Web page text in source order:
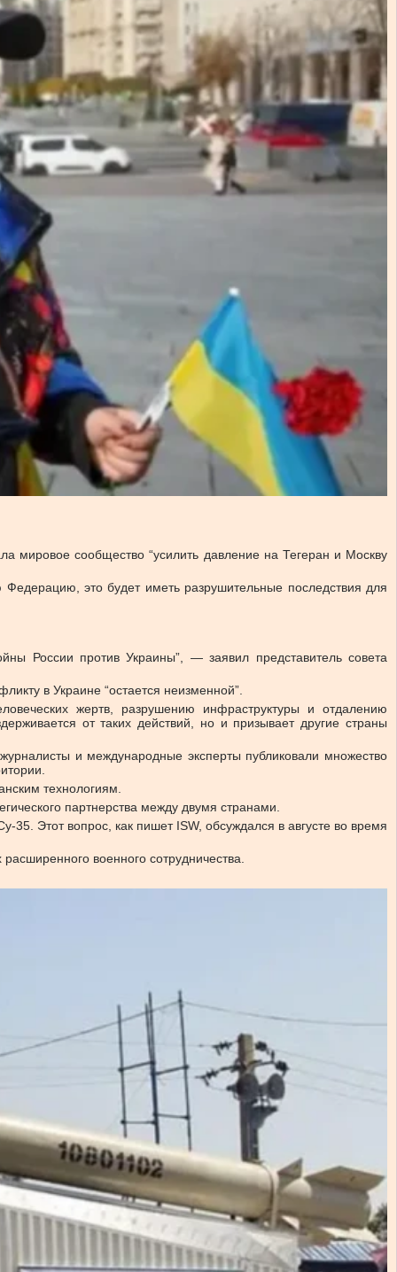
мировое сообщество “усилить давление на Тегеран и Москву
это будет иметь разрушительные последствия для
России против Украины”, — заявил представитель совета
в Украине “остается неизменной”.
жертв, разрушению инфраструктуры и отдалению
от таких действий, но и призывает другие страны
и международные эксперты публиковали множество
технологиям.
партнерства между двумя странами.
Этот вопрос, как пишет ISW, обсуждался в августе во время
военного сотрудничества.